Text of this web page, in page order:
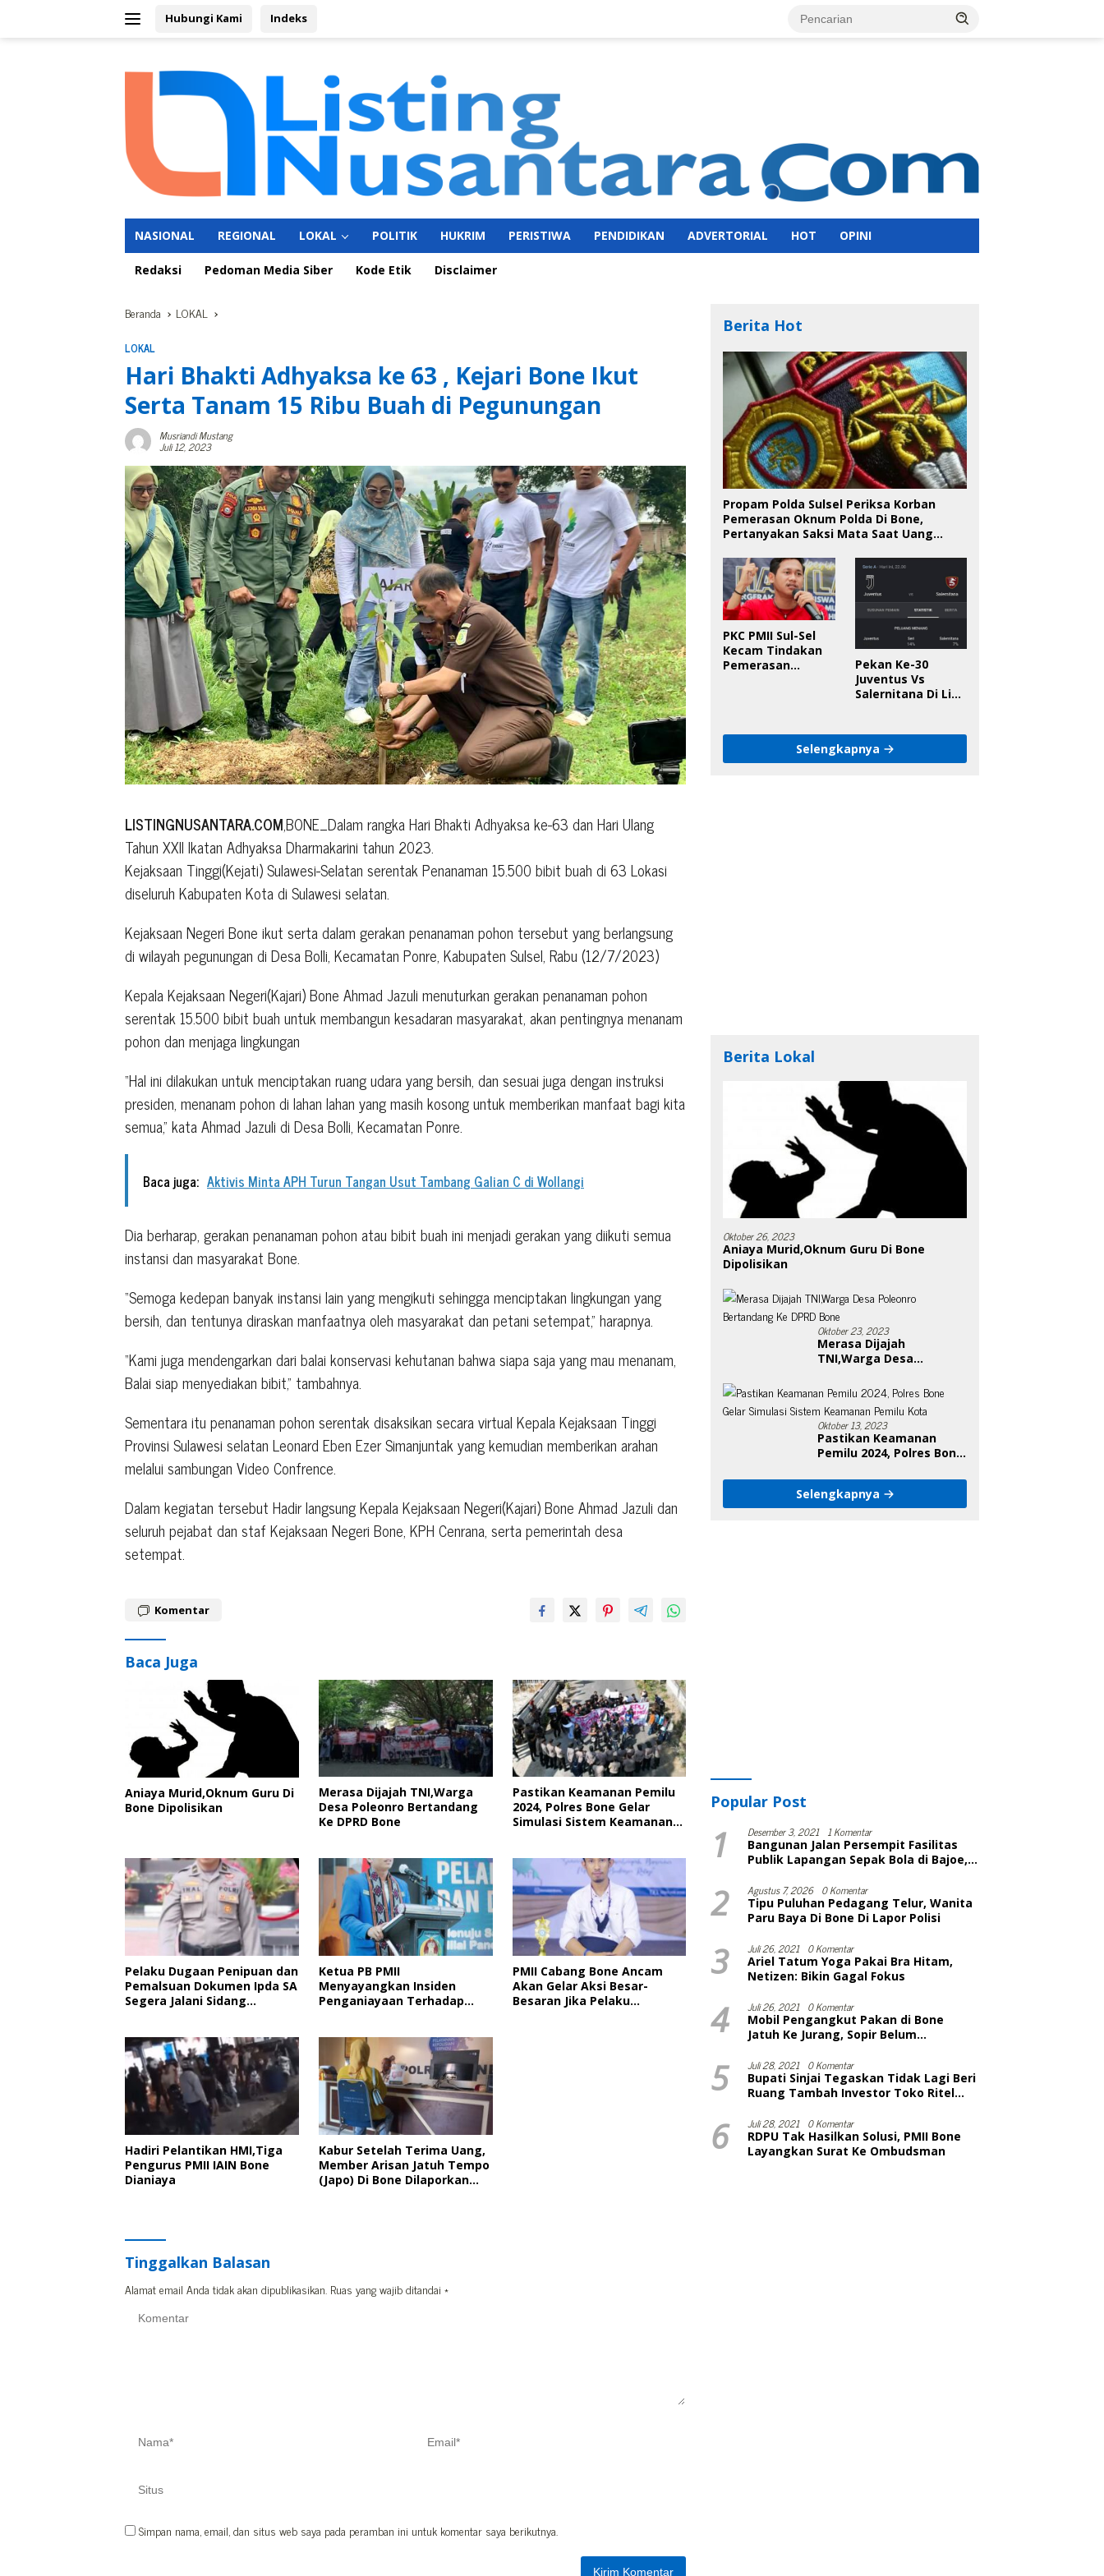
Hubungi Kami Indeks
NASIONAL REGIONAL LOKAL POLITIK HUKRIM PERISTIWA PENDIDIKAN ADVERTORIAL HOT OPINI
Redaksi Pedoman Media Siber Kode Etik Disclaimer
Beranda LOKAL
LOKAL
Hari Bhakti Adhyaksa ke 63 , Kejari Bone Ikut
Serta Tanam 15 Ribu Buah di Pegunungan
Musriandi Mustang
Juli 12, 2023
LISTINGNUSANTARA.COM,BONE_Dalam rangka Hari Bhakti Adhyaksa ke-63 dan Hari Ulang
Tahun XXII Ikatan Adhyaksa Dharmakarini tahun 2023.
Kejaksaan Tinggi(Kejati) Sulawesi-Selatan serentak Penanaman 15.500 bibit buah di 63 Lokasi
diseluruh Kabupaten Kota di Sulawesi selatan.
Kejaksaan Negeri Bone ikut serta dalam gerakan penanaman pohon tersebut yang berlangsung
di wilayah pegunungan di Desa Bolli, Kecamatan Ponre, Kabupaten Sulsel, Rabu (12/7/2023)
Kepala Kejaksaan Negeri(Kajari) Bone Ahmad Jazuli menuturkan gerakan penanaman pohon
serentak 15.500 bibit buah untuk membangun kesadaran masyarakat, akan pentingnya menanam
pohon dan menjaga lingkungan
“Hal ini dilakukan untuk menciptakan ruang udara yang bersih, dan sesuai juga dengan instruksi
presiden, menanam pohon di lahan lahan yang masih kosong untuk memberikan manfaat bagi kita
semua,” kata Ahmad Jazuli di Desa Bolli, Kecamatan Ponre.
Baca juga: Aktivis Minta APH Turun Tangan Usut Tambang Galian C di Wollangi
Dia berharap, gerakan penanaman pohon atau bibit buah ini menjadi gerakan yang diikuti semua
instansi dan masyarakat Bone.
“Semoga kedepan banyak instansi lain yang mengikuti sehingga menciptakan lingkungan yang
bersih, dan tentunya diraskan manfaatnya oleh masyarakat dan petani setempat,” harapnya.
“Kami juga mendengarkan dari balai konservasi kehutanan bahwa siapa saja yang mau menanam,
Balai siap menyediakan bibit,” tambahnya.
Sementara itu penanaman pohon serentak disaksikan secara virtual Kepala Kejaksaan Tinggi
Provinsi Sulawesi selatan Leonard Eben Ezer Simanjuntak yang kemudian memberikan arahan
melalui sambungan Video Confrence.
Dalam kegiatan tersebut Hadir langsung Kepala Kejaksaan Negeri(Kajari) Bone Ahmad Jazuli dan
seluruh pejabat dan staf Kejaksaan Negeri Bone, KPH Cenrana, serta pemerintah desa
setempat.
Komentar
Baca Juga
Aniaya Murid,Oknum Guru Di
Bone Dipolisikan
Merasa Dijajah TNI,Warga
Desa Poleonro Bertandang
Ke DPRD Bone
Pastikan Keamanan Pemilu
2024, Polres Bone Gelar
Simulasi Sistem Keamanan
Pelaku Dugaan Penipuan dan
Pemalsuan Dokumen Ipda SA
Segera Jalani Sidang
Ketua PB PMII
Menyayangkan Insiden
Penganiayaan Terhadap
PMII Cabang Bone Ancam
Akan Gelar Aksi Besar-
Besaran Jika Pelaku
Hadiri Pelantikan HMI,Tiga
Pengurus PMII IAIN Bone
Dianiaya
Kabur Setelah Terima Uang,
Member Arisan Jatuh Tempo
(Japo) Di Bone Dilaporkan
Tinggalkan Balasan
Alamat email Anda tidak akan dipublikasikan. Ruas yang wajib ditandai *
Simpan nama, email, dan situs web saya pada peramban ini untuk komentar saya berikutnya.
Berita Hot
Propam Polda Sulsel Periksa Korban
Pemerasan Oknum Polda Di Bone,
Pertanyakan Saksi Mata Saat Uang
PKC PMII Sul-Sel
Kecam Tindakan
Pemerasan
Pekan Ke-30
Juventus Vs
Salernitana Di Liga
Selengkapnya
Berita Lokal
Oktober 26, 2023
Aniaya Murid,Oknum Guru Di Bone
Dipolisikan
Oktober 23, 2023
Merasa Dijajah
TNI,Warga Desa
DPRD Bone
Oktober 13, 2023
Pastikan Keamanan
Pemilu 2024, Polres Bone
Keamanan Pemilu Kota
Selengkapnya
Popular Post
1 Desember 3, 2021 1 Komentar
Bangunan Jalan Persempit Fasilitas
Publik Lapangan Sepak Bola di Bajoe,
Selesai
2 Agustus 7, 2026 0 Komentar
Tipu Puluhan Pedagang Telur, Wanita
Paru Baya Di Bone Di Lapor Polisi
3 Juli 26, 2021 0 Komentar
Ariel Tatum Yoga Pakai Bra Hitam,
Netizen: Bikin Gagal Fokus
4 Juli 26, 2021 0 Komentar
Mobil Pengangkut Pakan di Bone
Jatuh Ke Jurang, Sopir Belum
5 Juli 28, 2021 0 Komentar
Bupati Sinjai Tegaskan Tidak Lagi Beri
Ruang Tambah Investor Toko Ritel
6 Juli 28, 2021 0 Komentar
RDPU Tak Hasilkan Solusi, PMII Bone
Layangkan Surat Ke Ombudsman